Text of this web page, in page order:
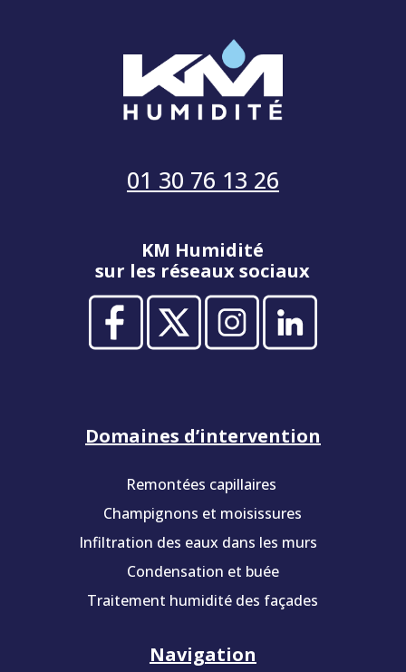
01 30 76 13 26
KM Humidité
sur les réseaux sociaux
Domaines d’intervention
Remontées capillaires
Champignons et moisissures
Infiltration des eaux dans les murs
Condensation et buée
Traitement humidité des façades
Navigation